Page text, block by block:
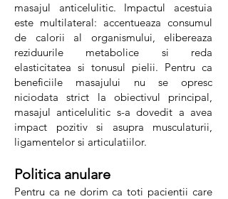
masajul anticelulitic. Impactul acestuia
este multilateral: accentueaza consumul
de calorii al organismului, elibereaza
reziduurile metabolice si reda
elasticitatea si tonusul pielii. Pentru ca
beneficiile masajului nu se opresc
niciodata strict la obiectivul principal,
masajul anticelulitic s-a dovedit a avea
impact pozitiv si asupra musculaturii,
ligamentelor si articulatiilor.
Politica anulare
Pentru ca ne dorim ca toti pacientii care